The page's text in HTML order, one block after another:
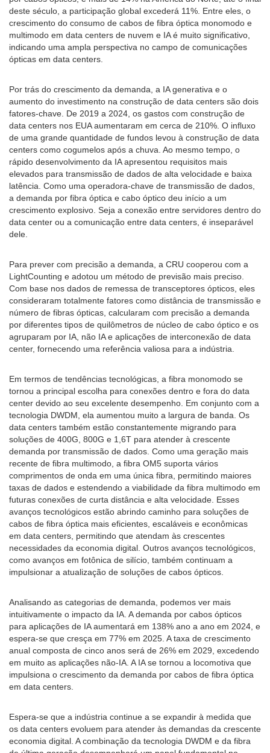
deste século, a participação global excederá 11%. Entre eles, o
crescimento do consumo de cabos de fibra óptica monomodo e
multimodo em data centers de nuvem e IA é muito significativo,
indicando uma ampla perspectiva no campo de comunicações
ópticas em data centers.
Por trás do crescimento da demanda, a IA generativa e o
aumento do investimento na construção de data centers são dois
fatores-chave. De 2019 a 2024, os gastos com construção de
data centers nos EUA aumentaram em cerca de 210%. O influxo
de uma grande quantidade de fundos levou à construção de data
centers como cogumelos após a chuva. Ao mesmo tempo, o
rápido desenvolvimento da IA ​​apresentou requisitos mais
elevados para transmissão de dados de alta velocidade e baixa
latência. Como uma operadora-chave de transmissão de dados,
a demanda por fibra óptica e cabo óptico deu início a um
crescimento explosivo. Seja a conexão entre servidores dentro do
data center ou a comunicação entre data centers, é inseparável
dele.
Para prever com precisão a demanda, a CRU cooperou com a
LightCounting e adotou um método de previsão mais preciso.
Com base nos dados de remessa de transceptores ópticos, eles
consideraram totalmente fatores como distância de transmissão e
número de fibras ópticas, calcularam com precisão a demanda
por diferentes tipos de quilômetros de núcleo de cabo óptico e os
agruparam por IA, não IA e aplicações de interconexão de data
center, fornecendo uma referência valiosa para a indústria.
Em termos de tendências tecnológicas, a fibra monomodo se
tornou a principal escolha para conexões dentro e fora do data
center devido ao seu excelente desempenho. Em conjunto com a
tecnologia DWDM, ela aumentou muito a largura de banda. Os
data centers também estão constantemente migrando para
soluções de 400G, 800G e 1,6T para atender à crescente
demanda por transmissão de dados. Como uma geração mais
recente de fibra multimodo, a fibra OM5 suporta vários
comprimentos de onda em uma única fibra, permitindo maiores
taxas de dados e estendendo a viabilidade da fibra multimodo em
futuras conexões de curta distância e alta velocidade. Esses
avanços tecnológicos estão abrindo caminho para soluções de
cabos de fibra óptica mais eficientes, escaláveis ​​e econômicas
em data centers, permitindo que atendam às crescentes
necessidades da economia digital. Outros avanços tecnológicos,
como avanços em fotônica de silício, também continuam a
impulsionar a atualização de soluções de cabos ópticos.
Analisando as categorias de demanda, podemos ver mais
intuitivamente o impacto da IA. A demanda por cabos ópticos
para aplicações de IA aumentará em 138% ano a ano em 2024, e
espera-se que cresça em 77% em 2025. A taxa de crescimento
anual composta de cinco anos será de 26% em 2029, excedendo
em muito as aplicações não-IA. A IA se tornou a locomotiva que
impulsiona o crescimento da demanda por cabos de fibra óptica
em data centers.
Espera-se que a indústria continue a se expandir à medida que
os data centers evoluem para atender às demandas da crescente
economia digital. A combinação da tecnologia DWDM e da fibra